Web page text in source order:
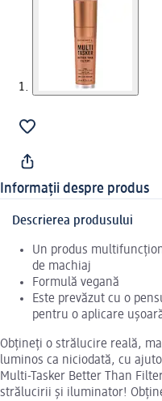
Informații despre produs
Descrierea produsului
Un produs
de machiaj
Formulă vegană
Este prevăzut cu o
pentru o aplicare
Obțineți o strălucire reală,
luminos ca niciodată, cu
Multi-Tasker Better Than
strălucirii și iluminator!